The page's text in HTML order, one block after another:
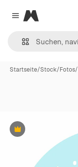
Close menu
Magnific
Startseite/Stock/Fotos/
Premium